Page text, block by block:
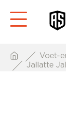
Voet-
Jallatte